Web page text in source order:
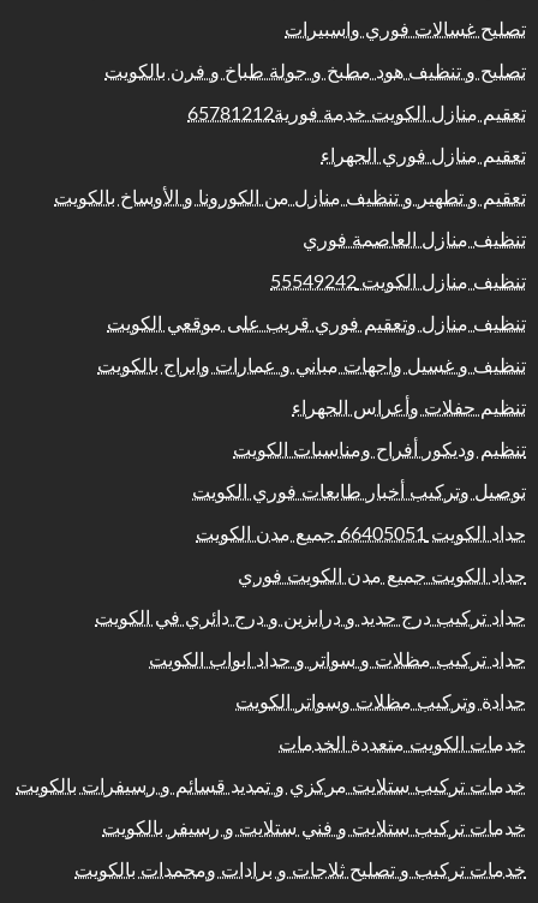
تصليح غسالات فوري واسبيرات
تصليح و تنظيف هود مطبخ و جولة طباخ و فرن بالكويت
تعقيم منازل الكويت خدمة فورية65781212
تعقيم منازل فوري الجهراء
تعقيم و تطهير و تنظيف منازل من الكورونا و الأوساخ بالكويت
تنظيف منازل العاصمة فوري
تنظيف منازل الكويت 55549242
تنظيف منازل وتعقيم فوري قريب على موقعي الكويت
تنظيف و غسيل واجهات مباني و عمارات وابراج بالكويت
تنظيم حفلات وأعراس الجهراء
تنظيم وديكور أفراح ومناسبات الكويت
توصيل وتركيب أخبار طابعات فوري الكويت
حداد الكويت 66405051 جميع مدن الكويت
حداد الكويت جميع مدن الكويت فوري
حداد تركيب درج حديد و درابزين و درج دائري في الكويت
حداد تركيب مظلات و سواتر و حداد ابواب الكويت
حدادة وتركيب مظلات وسواتر الكويت
خدمات الكويت متعددة الخدمات
خدمات تركيب ستلايت مركزي و تمديد قسائم و رسيفرات بالكويت
خدمات تركيب ستلايت و فني ستلايت و رسيفر بالكويت
خدمات تركيب و تصليح ثلاجات و برادات ومجمدات بالكويت